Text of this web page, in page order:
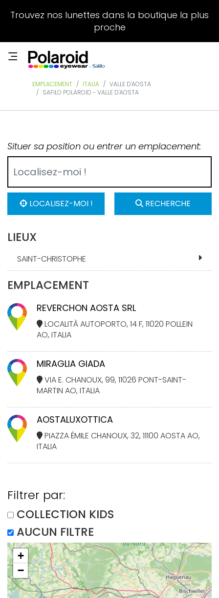
Trouvez nos lunettes dans la boutique la plus
proche
EMPLACEMENT ITALIA
VALLE D'AOSTA
SAFILO POLAROID - VALLE D'AOSTA
Situer sa position ou entrer un emplacement:
LOCALISEZ-MOI ! RECHERCHE
LIEUX
SAINT-CHRISTOPHE
EMPLACEMENT
REVERCHON AOSTA SRL
LOCALITÀ AUTOPORTO, 14 F, 11020 POLLEIN
AO, ITALIA
MIRAGLIA GIADA
VIA E. CHANOUX, 99, 11026 PONT-SAINT-
MARTIN AO, ITALIA
AOSTALUXOTTICA
PIAZZA ÉMILE CHANOUX, 32, 11100 AOSTA AO,
ITALIA
Filtrer par:
COLLECTION KIDS
AUCUN FILTRE
+
−